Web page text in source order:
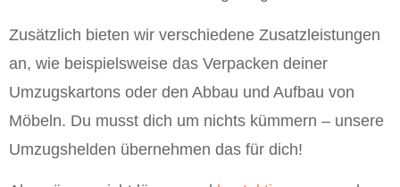
Zusätzlich bieten wir verschiedene Zusatzleistungen
an, wie beispielsweise das Verpacken deiner
Umzugskartons oder den Abbau und Aufbau von
Möbeln. Du musst dich um nichts kümmern – unsere
Umzugshelden übernehmen das für dich!